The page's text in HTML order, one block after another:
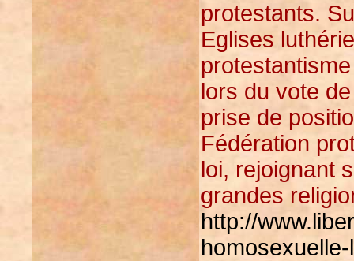
protestants.
Eglises
lors du vote
prise de
Fédération
loi, rejoignant
grandes
http://